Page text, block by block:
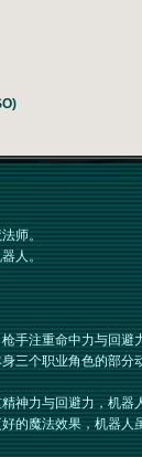
师。
人。
注重命中力与回避
三个职业角色的部分
力与回避力，机器
的魔法效果，机器人